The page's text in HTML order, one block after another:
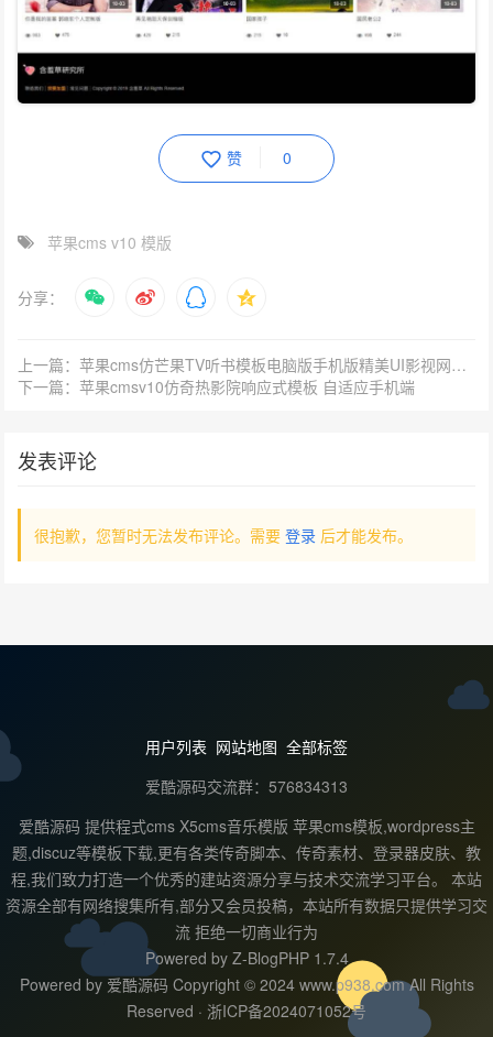
赞 0
苹果cms v10 模版
分享：
上一篇：苹果cms仿芒果TV听书模板电脑版手机版精美UI影视网站模板
下一篇：苹果cmsv10仿奇热影院响应式模板 自适应手机端
发表评论
很抱歉，您暂时无法发布评论。需要登录 后才能发布。
用户列表 网站地图 全部标签
爱酷源码交流群：576834313
爱酷源码 提供程式cms X5cms音乐模版 苹果cms模板,wordpress主
题,discuz等模板下载,更有各类传奇脚本、传奇素材、登录器皮肤、教
程,我们致力打造一个优秀的建站资源分享与技术交流学习平台。 本站
资源全部有网络搜集所有,部分又会员投稿，本站所有数据只提供学习交
流 拒绝一切商业行为
Powered by Z-BlogPHP 1.7.4
Powered by 爱酷源码 Copyright © 2024 www.p938.com All Rights
Reserved · 浙ICP备2024071052号